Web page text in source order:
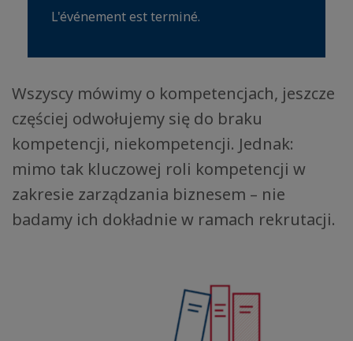
L'événement est terminé.
Wszyscy mówimy o kompetencjach, jeszcze
częściej odwołujemy się do braku
kompetencji, niekompetencji. Jednak:
mimo tak kluczowej roli kompetencji w
zakresie zarządzania biznesem – nie
badamy ich dokładnie w ramach rekrutacji.